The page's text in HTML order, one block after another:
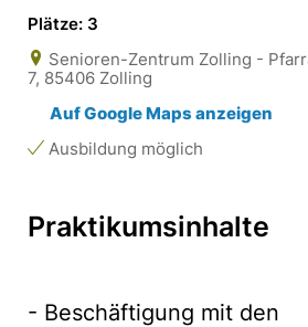
Plätze: 3
Senioren-Zentrum Zolling -
7, 85406 Zolling
Auf Google Maps anzeigen
Ausbildung möglich
Praktikumsinhalte
- Beschäftigung mit den